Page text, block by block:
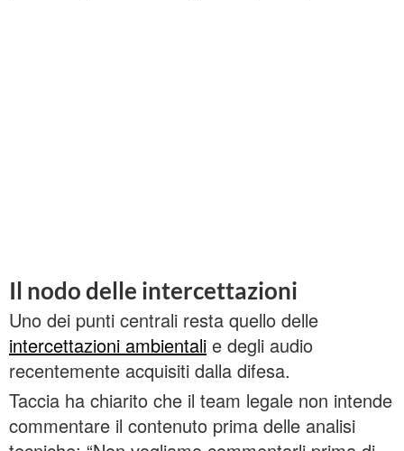
Il nodo delle intercettazioni
Uno dei punti centrali resta quello delle
intercettazioni ambientali e degli audio
recentemente acquisiti dalla difesa.
Taccia ha chiarito che il team legale non intende
commentare il contenuto prima delle analisi